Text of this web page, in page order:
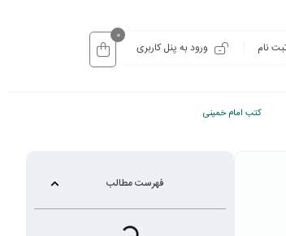
نام ورود به پنل کاربری
0
کتب امام خمینی
فهرست مطالب